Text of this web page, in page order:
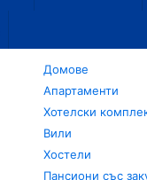
Домове
Апартаменти
Хотелски
Вили
Хостели
Пансиони със